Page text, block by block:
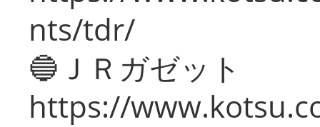
nts/tdr/
🔵ＪＲガゼット
https://